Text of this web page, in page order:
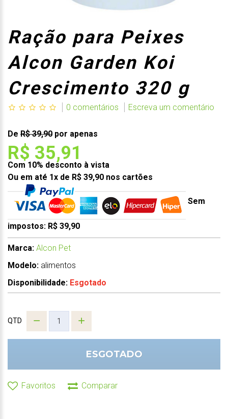
Ração para Peixes
Alcon Garden Koi
Crescimento 320 g
0 comentários Escreva um comentário
De R$ 39,90 por apenas
R$ 35,91
Com 10% desconto à vista
Ou em até 1x de R$ 39,90 nos cartões
Sem
impostos: R$ 39,90
Marca: Alcon Pet
Modelo: alimentos
Disponibilidade: Esgotado
QTD
ESGOTADO
Favoritos Comparar